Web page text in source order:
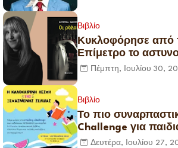
Βρυξελλών.
Βιβλίο
Κυκλοφόρησε από
Επίμετρο το
μυθιστόρημα της
Πέμπτη, Ιουλίου 30,
Βιβλίο
Το πιο
Challenge για
τις εκδόσεις
Δευτέρα, Ιουλίου 27,